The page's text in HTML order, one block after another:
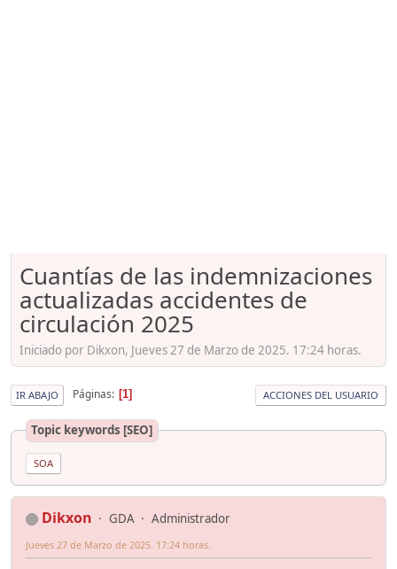
Cuantías de las indemnizaciones
actualizadas accidentes de
circulación 2025
Iniciado por Dikxon, Jueves 27 de Marzo de 2025. 17:24 horas.
IR ABAJO Páginas 1 ACCIONES DEL USUARIO
Topic keywords [SEO]
SOA
Dikxon GDA Administrador
Jueves 27 de Marzo de 2025. 17:24 horas.